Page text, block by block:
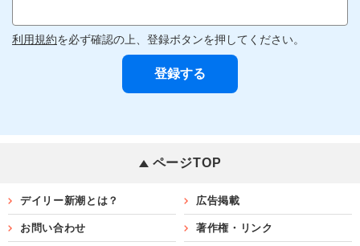
利用規約を必ず確認の上、登録ボタンを押してください。
ページTOP
デイリー新潮とは？ 広告掲載
お問い合わせ 著作権・リンク